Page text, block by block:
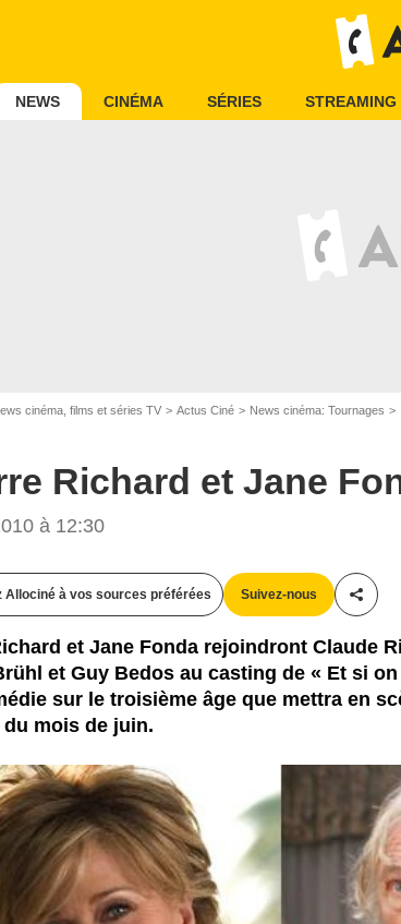
NEWS CINÉMA SÉRIES STREAMING
cinéma, films et séries TV Actus Ciné News cinéma: Tournages
Richard et Jane
à 12:30
Allociné à vos sources préférées Suivez-nous
et Jane Fonda rejoindront Claude
et Guy Bedos au casting de « Et si
sur le troisième âge que mettra en
mois de juin.